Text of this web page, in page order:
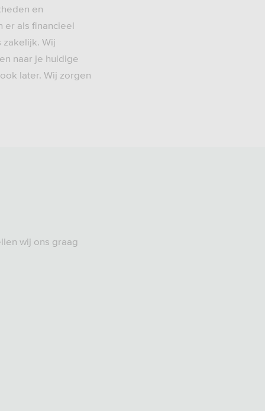
en
er als financieel
zakelijk. Wij
naar je huidige
later. Wij zorgen
wij ons graag